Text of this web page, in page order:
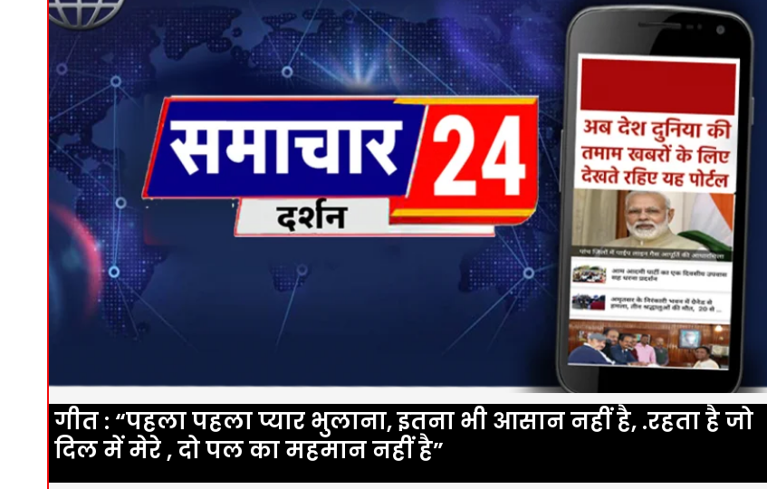
गीत : “पहला पहला प्यार भुलाना, इतना भी आसान नहीं है, .रहता है जो
दिल में मेरे , दो पल का महमान नहीं है”